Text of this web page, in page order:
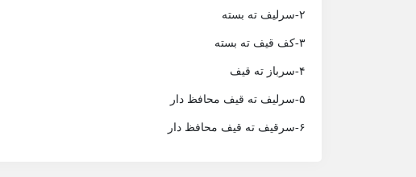
۲-سرلیف ته بسته
۳-کف قیف ته بسته
۴-سرباز ته قیف
۵-سرلیف ته قیف محافظ دار
۶-سرقیف ته قیف محافظ دار